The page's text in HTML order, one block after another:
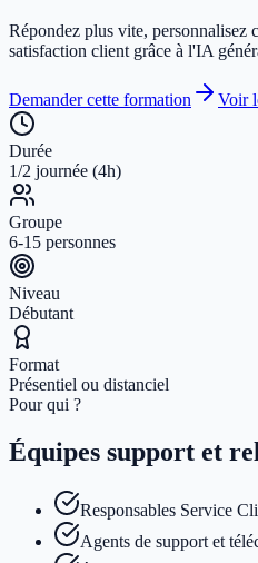
Répondez plus vite, personnalisez
satisfaction client grâce à l'IA
Demander cette formation Voir
Durée
1/2 journée (4h)
Groupe
6-15 personnes
Niveau
Débutant
Format
Présentiel ou distanciel
Pour qui ?
Équipes support et
Responsables Service
Agents de support et